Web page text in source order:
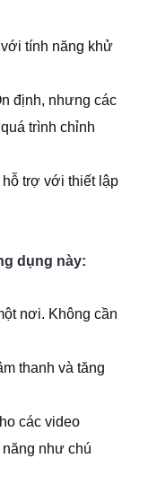
tính năng khử
định, nhưng các
trình chỉnh
trợ với thiết lập
dụng này:
nơi. Không cần
thanh và tăng
các video
như chú